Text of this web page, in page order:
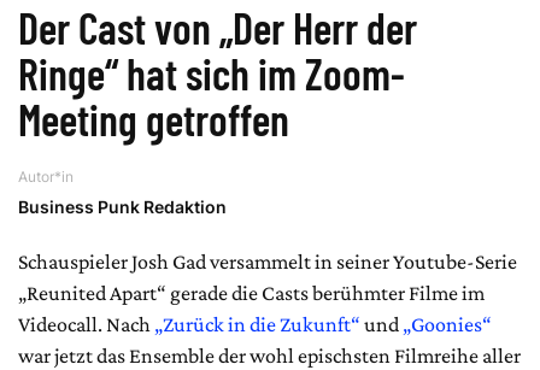
Der Cast von „Der Herr der
Ringe“ hat sich im Zoom-
Meeting getroffen
Autor*in
Business Punk Redaktion
Schauspieler Josh Gad versammelt in seiner Youtube-Serie
„Reunited Apart“ gerade die Casts berühmter Filme im
Videocall. Nach „Zurück in die Zukunft“ und „Goonies“
war jetzt das Ensemble der wohl epischsten Filmreihe aller